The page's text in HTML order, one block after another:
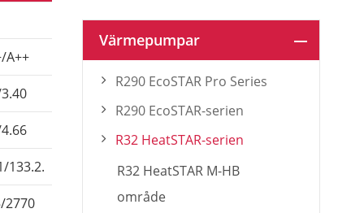
A++ A+++/A++ A+++/A++
133.2. 181.3/129,6
2770 2864/3720
Värmepumpar
R290 EcoSTAR Pro Series
R290 EcoSTAR-serien
R32 HeatSTAR-serien
R32 HeatSTAR M-HB
område